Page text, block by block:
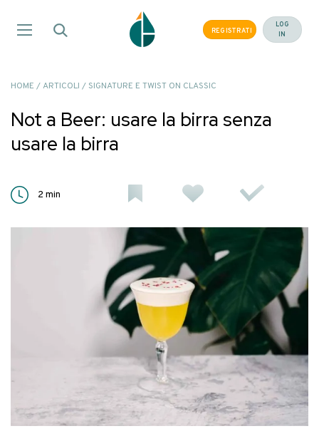
REGISTRATI
LOG
IN
HOME /ARTICOLI / SIGNATURE E TWIST ON CLASSIC
Not a Beer: usare la birra senza
usare la birra
2 min